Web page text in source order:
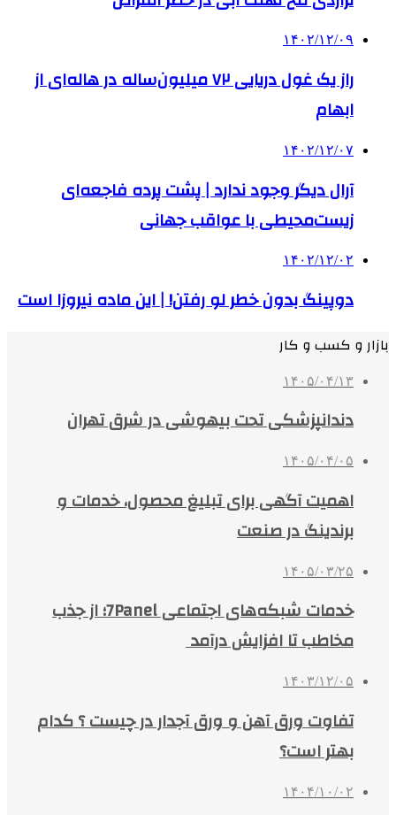
۱۴۰۲/۱۲/۰۹
راز یک غول دریایی ۷۲ میلیون‌ساله در هاله‌ای از
ابهام
۱۴۰۲/۱۲/۰۷
آرال دیگر وجود ندارد | پشت پرده فاجعه‌ای
زیست‌محیطی با عواقب جهانی
۱۴۰۲/۱۲/۰۲
دوپینگ بدون خطر لو رفتن! | این ماده نیروزا است
بازار و کسب و کار
۱۴۰۵/۰۴/۱۳
دندانپزشکی تحت بیهوشی در شرق تهران
۱۴۰۵/۰۴/۰۵
اهمیت آگهی برای تبلیغ محصول، خدمات و
برندینگ در صنعت
۱۴۰۵/۰۳/۲۵
خدمات شبکه‌های اجتماعی 7Panel؛ از جذب
مخاطب تا افزایش درآمد
۱۴۰۳/۱۲/۰۵
تفاوت ورق آهن و ورق آجدار در چیست ؟ کدام
بهتر است؟
۱۴۰۴/۱۰/۰۲